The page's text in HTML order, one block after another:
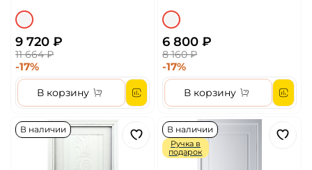
9 720 ₽
11 664 ₽
-17%
В корзину
6 800 ₽
8 160 ₽
-17%
В корзину
В наличии В наличии
Ручка в
подарок